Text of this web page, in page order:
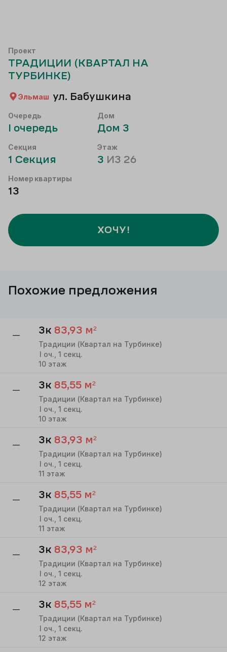
Проект
ТРАДИЦИИ (КВАРТАЛ НА
ТУРБИНКЕ)
Эльмаш ул. Бабушкина
Очередь
I очередь
Дом
Дом 3
Секция
1 Секция
Этаж
3 ИЗ 26
Номер квартиры
13
ХОЧУ!
Похожие предложения
— 3к 83,93 м²
Традиции (Квартал на Турбинке)
I оч., 1 секц.
10 этаж
— 3к 85,55 м²
Традиции (Квартал на Турбинке)
I оч., 1 секц.
10 этаж
— 3к 83,93 м²
Традиции (Квартал на Турбинке)
I оч., 1 секц.
11 этаж
— 3к 85,55 м²
Традиции (Квартал на Турбинке)
I оч., 1 секц.
11 этаж
— 3к 83,93 м²
Традиции (Квартал на Турбинке)
I оч., 1 секц.
12 этаж
— 3к 85,55 м²
Традиции (Квартал на Турбинке)
I оч., 1 секц.
12 этаж